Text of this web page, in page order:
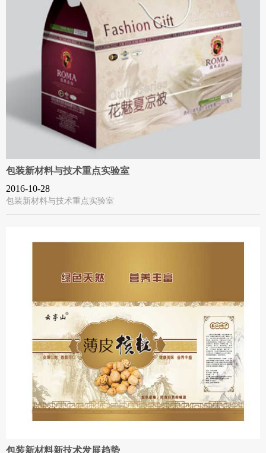
包装新材料与技术重点实验室
2016-10-28
包装新材料与技术重点实验室
包装新材料新技术发展趋势